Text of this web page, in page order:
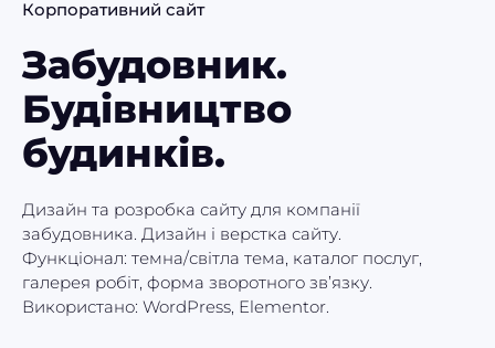
Корпоративний сайт
Забудовник.
Будівництво
будинків.
Дизайн та розробка сайту для компанії
забудовника. Дизайн і верстка сайту.
Функціонал: темна/світла тема, каталог послуг,
галерея робіт, форма зворотного зв’язку.
Використано: WordPress, Elementor.